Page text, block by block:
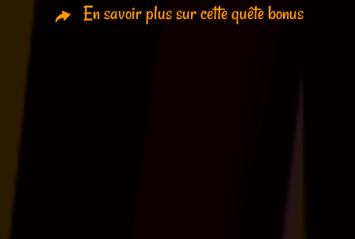
En savoir plus sur cette quête bonus